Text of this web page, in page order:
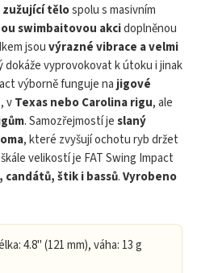
tělospolu s masivním
swimbaitovou akcidoplněnou
jsouvýrazné vibrace a velmi
dokáže vyprovokovat k útoku i jinak
výborně funguje na jigové
, vTexas nebo Carolina rigu, ale
. Samozřejmostí jeslaný
, které zvyšují ochotu ryb držet
velikostí je FAT Swing Impact
candátů, štik i bassů.Vyrobeno
4.8" (121 mm), váha: 13 g